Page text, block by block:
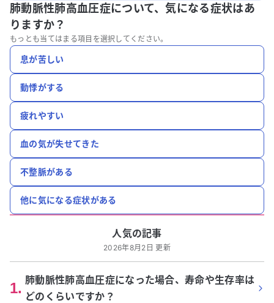
肺動脈性肺高血圧症について、気になる症状はあ
りますか？
もっとも当てはまる項目を選択してください。
息が苦しい
動悸がする
疲れやすい
血の気が失せてきた
不整脈がある
他に気になる症状がある
人気の記事
2026年8月2日 更新
1. 肺動脈性肺高血圧症になった場合、寿命や生存率は
どのくらいですか？